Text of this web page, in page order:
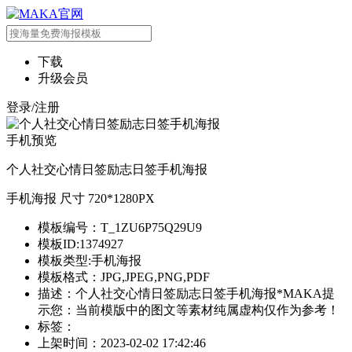
下载
升级会员
登录/注册
手机预览
个人社交心情日签励志日签手机海报
手机海报 尺寸 720*1280PX
模板编号：T_1ZU6P75Q29U9
模板ID:1374927
模板类型:手机海报
模板格式：JPG,JPEG,PNG,PDF
描述：个人社交心情日签励志日签手机海报*MAKA提
示您：当前模版中的图文等素材纯属虚构仅作为参考！
标签：
上架时间：2023-02-02 17:42:46